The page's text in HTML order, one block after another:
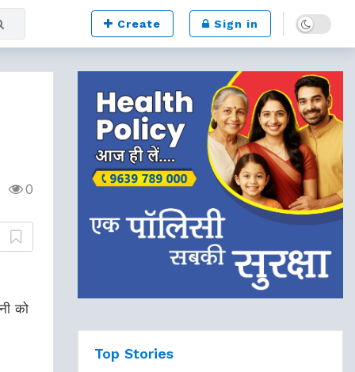
Create Sign in Dark mode
0
को
Top Stories